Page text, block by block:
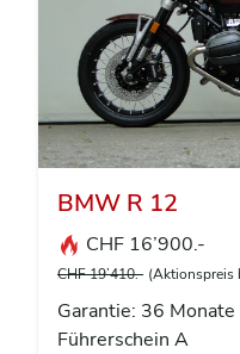
BMW R 12
CHF 16’900.-
CHF 19’410.- (Aktionspreis
Garantie: 36 Monate
Führerschein A